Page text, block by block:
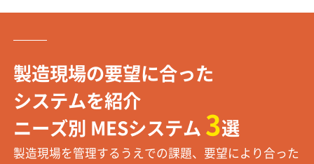
製造現場の要望に合った
システムを紹介
ニーズ別 MESシステム 3選
製造現場を管理するうえでの課題、要望により合った